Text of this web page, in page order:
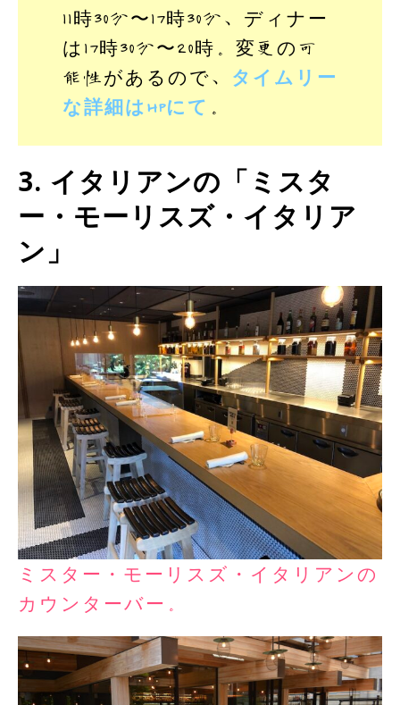
11時30分〜17時30分、ディナー
は17時30分〜20時。変更の可
能性があるので、
タイムリー
な詳細はHPにて 。
3. イタリアンの「ミスタ
ー・モーリスズ・イタリア
ン」
ミスター・モーリスズ・イタリアンの
カウンターバー。